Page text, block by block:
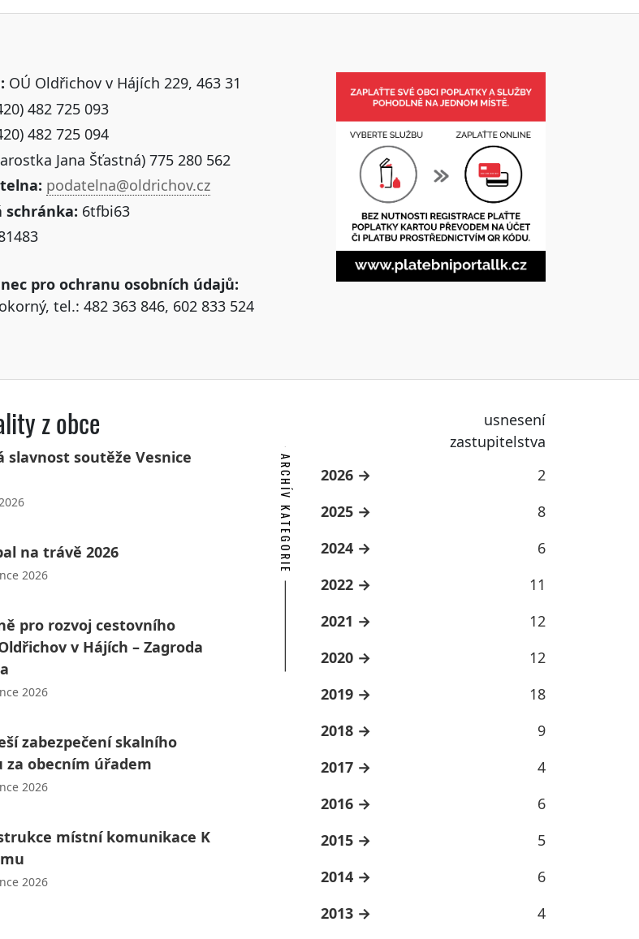
OÚ Oldřichov v Hájích 229, 463 31
482 725 093
482 725 094
Jana Šťastná) 775 280 562
podatelna@oldrichov.cz
schránka: 6tfbi63
pro ochranu osobních údajů:
tel.: 482 363 846, 602 833 524
z obce
slavnost soutěže Vesnice
na trávě 2026
2026
pro rozvoj cestovního
v Hájích – Zagroda
2026
zabezpečení skalního
za obecním úřadem
2026
místní komunikace K
2026
usnesení
zastupitelstva
ARCHÍV KATEGORIE 2026
2
2025
8
2024
6
2022
11
2021
12
2020
12
2019
18
2018
9
2017
4
2016
6
2015
5
2014
6
2013
4